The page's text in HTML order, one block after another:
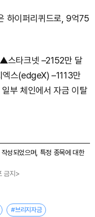
하이퍼리퀴드로, 9억75
스타크넷 –2152만 달
스(edgeX) –1113만
부 체인에서 자금 이탈
성되었으며, 특정 종목에 대한
금지>
#브리지자금